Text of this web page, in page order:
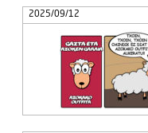
2025/09/12